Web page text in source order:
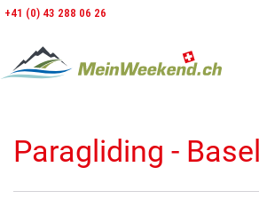
+41 (0) 43 288 06 26
Paragliding - Basel